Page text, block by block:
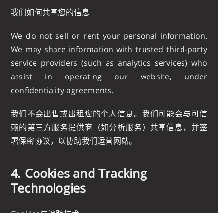
我们如何共享您的信息
We do not sell or rent your personal information.
We may share information with trusted third-party
service providers (such as analytics services) who
assist in operating our website, under
confidentiality agreements.
我们不会出售或出租您的个人信息。我们可能会与可信
赖的第三方服务提供商（如分析服务）共享信息，并签
署保密协议，以协助我们运营网站。
4. Cookies and Tracking
Technologies